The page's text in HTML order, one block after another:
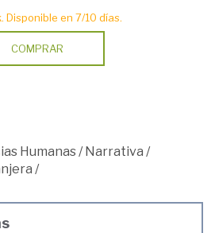
Disponible en 7/10 días.
COMPRAR
Humanas /Narrativa /
/